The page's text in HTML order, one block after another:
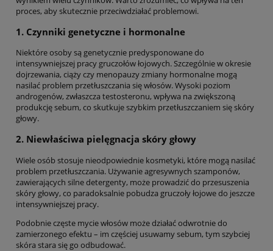
proces, aby skutecznie przeciwdziałać problemowi.
1. Czynniki genetyczne i hormonalne
Niektóre osoby są genetycznie predysponowane do
intensywniejszej pracy gruczołów łojowych. Szczególnie w okresie
dojrzewania, ciąży czy menopauzy zmiany hormonalne mogą
nasilać problem przetłuszczania się włosów. Wysoki poziom
androgenów, zwłaszcza testosteronu, wpływa na zwiększoną
produkcję sebum, co skutkuje szybkim przetłuszczaniem się skóry
głowy.
2. Niewłaściwa pielęgnacja skóry głowy
Wiele osób stosuje nieodpowiednie kosmetyki, które mogą nasilać
problem przetłuszczania. Używanie agresywnych szamponów,
zawierających silne detergenty, może prowadzić do przesuszenia
skóry głowy, co paradoksalnie pobudza gruczoły łojowe do jeszcze
intensywniejszej pracy.
Podobnie częste mycie włosów może działać odwrotnie do
zamierzonego efektu – im częściej usuwamy sebum, tym szybciej
skóra stara się go odbudować.